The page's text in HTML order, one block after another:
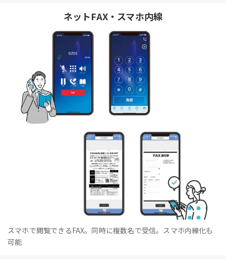
ネットFAX・スマホ内線
スマホで閲覧できるFAX。同時に複数名で受信。スマホ内線化も
可能